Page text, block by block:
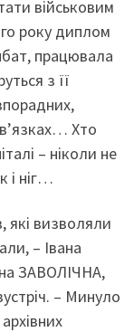
військовим
року диплом
працювала
з її
Хто
– ніколи не
і ніг…
які визволяли
– Івана
ЗАВОЛІЧНА,
– Минуло